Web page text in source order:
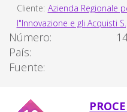
Cliente: Azienda Regionale
l"Innovazione e gli Acquisti
Número:
País:
Fuente: